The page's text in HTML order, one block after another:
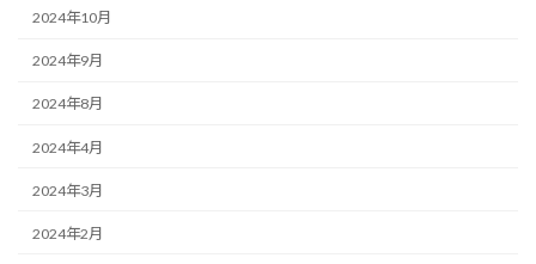
2024年10月
2024年9月
2024年8月
2024年4月
2024年3月
2024年2月